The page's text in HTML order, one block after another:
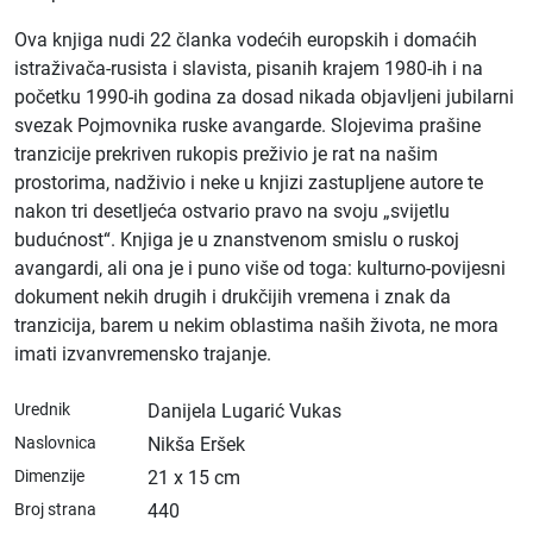
Ova knjiga nudi 22 članka vodećih europskih i domaćih
istraživača-rusista i slavista, pisanih krajem 1980-ih i na
početku 1990-ih godina za dosad nikada objavljeni jubilarni
svezak Pojmovnika ruske avangarde. Slojevima prašine
tranzicije prekriven rukopis preživio je rat na našim
prostorima, nadživio i neke u knjizi zastupljene autore te
nakon tri desetljeća ostvario pravo na svoju „svijetlu
budućnost“. Knjiga je u znanstvenom smislu o ruskoj
avangardi, ali ona je i puno više od toga: kulturno-povijesni
dokument nekih drugih i drukčijih vremena i znak da
tranzicija, barem u nekim oblastima naših života, ne mora
imati izvanvremensko trajanje.
Urednik Danijela Lugarić Vukas
Naslovnica Nikša Eršek
Dimenzije 21 x 15 cm
Broj strana 440